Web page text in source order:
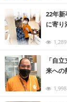
22年
に寄り
1,289
「自
来への
1,998